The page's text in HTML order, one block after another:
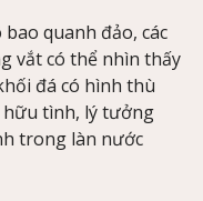
quanh đảo, các
vắt có thể nhìn thấy
đá có hình thù
hữu tình, lý tưởng
trong làn nước